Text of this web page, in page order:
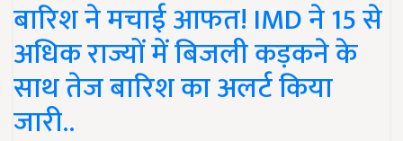
बारिश ने मचाई आफत! IMD ने 15 से
अधिक राज्यों में बिजली कड़कने के
साथ तेज बारिश का अलर्ट किया
जारी..